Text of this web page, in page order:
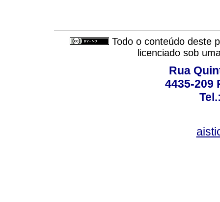
Todo o conteúdo deste
licenciado sob
Rua
4435-209